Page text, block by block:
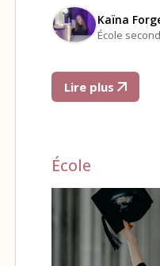
Kaïna
École
Lire plus
École